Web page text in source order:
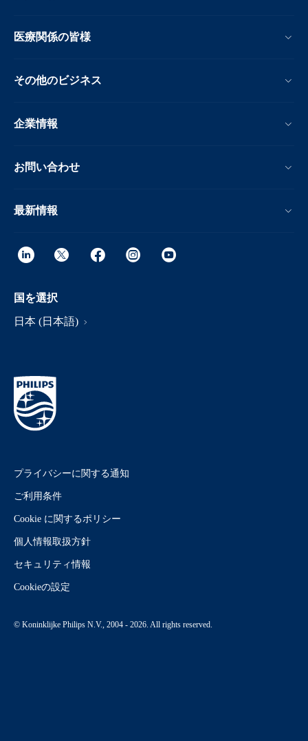
医療関係の皆様
その他のビジネス
企業情報
お問い合わせ
最新情報
国を選択
日本 (日本語)
プライバシーに関する通知
ご利用条件
Cookie に関するポリシー
個人情報取扱方針
セキュリティ情報
Cookieの設定
© Koninklijke Philips N.V., 2004 - 2026. All rights reserved.